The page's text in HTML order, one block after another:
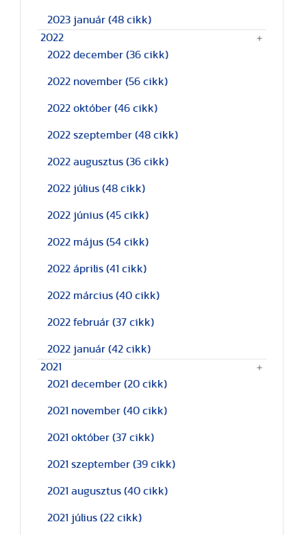
2023 január (48 cikk)
2022
2022 december (36 cikk)
2022 november (56 cikk)
2022 október (46 cikk)
2022 szeptember (48 cikk)
2022 augusztus (36 cikk)
2022 július (48 cikk)
2022 június (45 cikk)
2022 május (54 cikk)
2022 április (41 cikk)
2022 március (40 cikk)
2022 február (37 cikk)
2022 január (42 cikk)
2021
2021 december (20 cikk)
2021 november (40 cikk)
2021 október (37 cikk)
2021 szeptember (39 cikk)
2021 augusztus (40 cikk)
2021 július (22 cikk)